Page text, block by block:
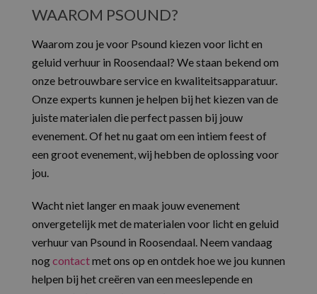
WAAROM PSOUND?
Waarom zou je voor Psound kiezen voor licht en
geluid verhuur in Roosendaal? We staan bekend om
onze betrouwbare service en kwaliteitsapparatuur.
Onze experts kunnen je helpen bij het kiezen van de
juiste materialen die perfect passen bij jouw
evenement. Of het nu gaat om een intiem feest of
een groot evenement, wij hebben de oplossing voor
jou.
Wacht niet langer en maak jouw evenement
onvergetelijk met de materialen voor licht en geluid
verhuur van Psound in Roosendaal. Neem vandaag
nogcontactmet ons op en ontdek hoe we jou kunnen
helpen bij het creëren van een meeslepende en